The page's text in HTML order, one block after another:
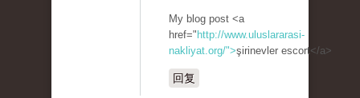
My blog post <a
href=" http://www.uluslararasi-
nakliyat.org/">şirinevler escort</a>
回复